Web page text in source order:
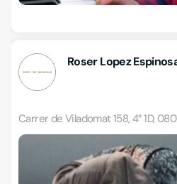
Roser Lopez
Carrer de Viladomat 158, 4° 1D,